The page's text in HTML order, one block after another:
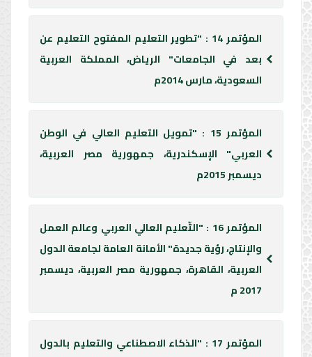
المؤتمر 14 : "تطوير التعليم المفتوح التعليم عن
بعد في الجامعات" الرياض، المملكة العربية
السعودية، مارس 2014م
المؤتمر 15 : "تمويل التعليم العالي في الوطن
العربي" الإسكندرية، جمهورية مصر العربية،
ديسمبر 2015م
المؤتمر 16 : "التّعليم العالي العربي وعالم العمل
والإنتاج، رؤية جديدة" الأمانة العامة لجامعة الدول
العربية، القاهرة، جمهورية مصر العربية، ديسمبر
2017 م
المؤتمر 17 : "الذكاء الاصطناعي والتعليم بالدول